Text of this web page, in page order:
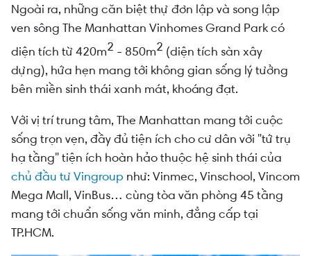
Ngoài ra, những căn biệt thự đơn lập và song lập
ven sông The Manhattan Vinhomes Grand Park có
diện tích từ 420m2 - 850m2 (diện tích sàn xây
dựng), hứa hẹn mang tới không gian sống lý tưởng
bên miền sinh thái xanh mát, khoáng đạt.
Với vị trí trung tâm, The Manhattan mang tới cuộc
sống trọn vẹn, đầy đủ tiện ích cho cư dân với "tứ trụ
hạ tầng" tiện ích hoàn hảo thuộc hệ sinh thái của
chủ đầu tư Vingroup như: Vinmec, Vinschool, Vincom
Mega Mall, VinBus… cùng tòa văn phòng 45 tầng
mang tới chuẩn sống văn minh, đẳng cấp tại
TP.HCM.